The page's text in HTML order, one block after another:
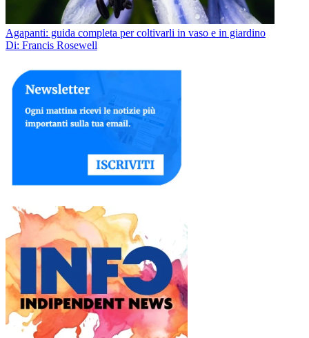
Agapanti: guida completa per coltivarli in vaso e in giardino
Di: Francis Rosewell